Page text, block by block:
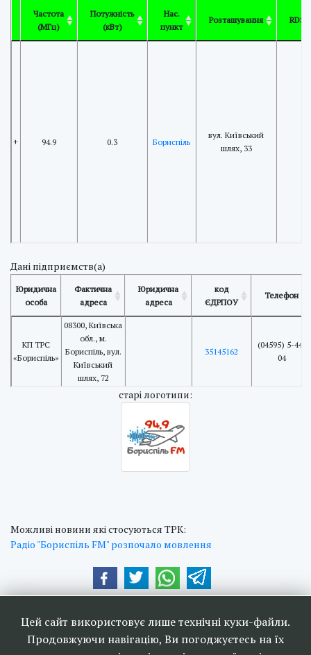
Частота
(МГц)
Потужність
(кВт)
Нас.
пункт
Розташування RDS
+ 94.9 0.3 Бориспіль
вул. Київський
шлях, 33
Дані підприємств(а)
Юридична
особа
Фактична
адреса
Юридична
адреса
код
ЄДРПОУ
Телефон
КП ТРС
«Бориспіль»
08300, Київська
обл., м.
Бориспіль, вул.
Київський
шлях, 72
35145162
(04595) 5-44-
04
cтарі логотипи:
Можливі новини які стосуються ТРК:
Радіо "Бориспіль FM" розпочало мовлення
Цей сайт використовує лише технічні куки-файли.
Продовжуючи навігацію, Ви погоджуєтесь на їх